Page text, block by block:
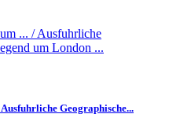
Geographische...